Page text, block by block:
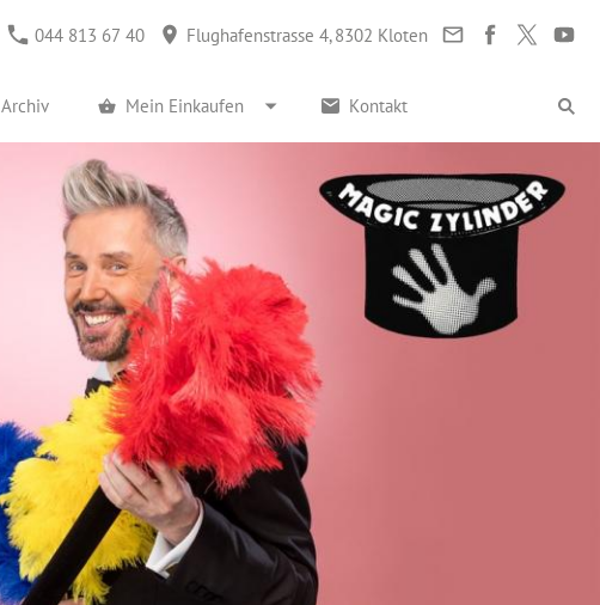
044 813 67 40 Flughafenstrasse 4, 8302 Kloten
Archiv Mein Einkaufen Kontakt